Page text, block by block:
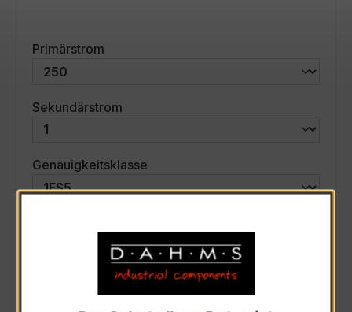
Primärstrom
Sekundärstrom
Genauigkeitsklasse